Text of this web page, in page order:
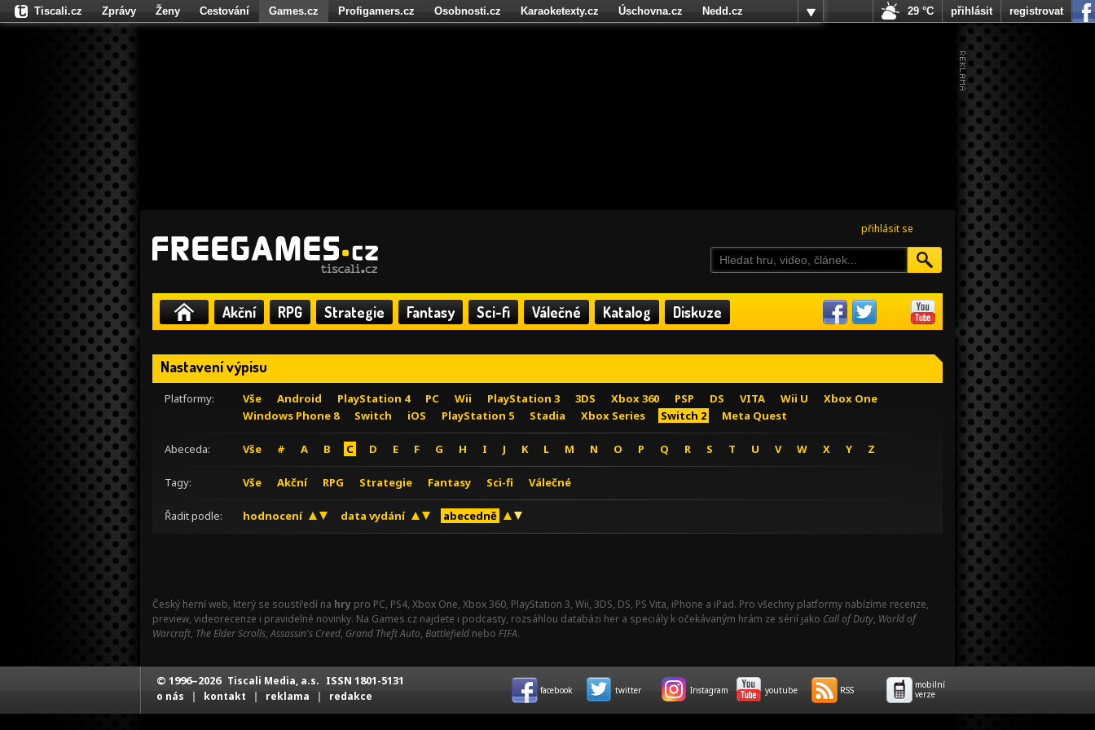
přihlásit se
Akční RPG Strategie Fantasy Sci-fi Válečné Katalog Diskuze
Nastavení výpisu
Platformy: Vše Android PlayStation 4 PC Wii PlayStation 3 3DS Xbox 360 PSP DS VITA Wii U
Xbox One
Windows Phone 8
Switch iOS PlayStation 5 Stadia Xbox Series Switch 2 Meta Quest
Abeceda: Vše # A B C D E F G H I J K L M N O P Q R S T U V W X Y Z
Tagy: Vše Akční RPG Strategie Fantasy Sci-fi Válečné
Řadit podle: hodnocení data vydání abecedně
Český herní web, který se soustředí na hry pro PC, PS4, Xbox One, Xbox 360, PlayStation 3, Wii, 3DS, DS, PS Vita, iPhone a iPad. Pro všechny platformy nabízíme recenze,
preview, videorecenze i pravidelné novinky. Na Games.cz najdete i podcasty, rozsáhlou databázi her a speciály k očekávaným hrám ze sérií jako Call of Duty, World of
Warcraft, The Elder Scrolls,Assassin's Creed, Grand Theft Auto, Battlefield nebo FIFA.
Tiscali.cz Zprávy Ženy Cestování Games.cz Profigamers.cz Osobnosti.cz Karaoketexty.cz Úschovna.cz
Nedd.cz
Fights.cz
29 °C přihlásit registrovat
© 1996–2026 Tiscali Media, a.s. ISSN 1801-5131
o nás | kontakt | reklama | redakce facebook twitter Instagram youtube RSS
mobilní
verze